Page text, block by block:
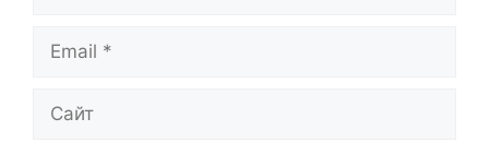
Email
Сайт